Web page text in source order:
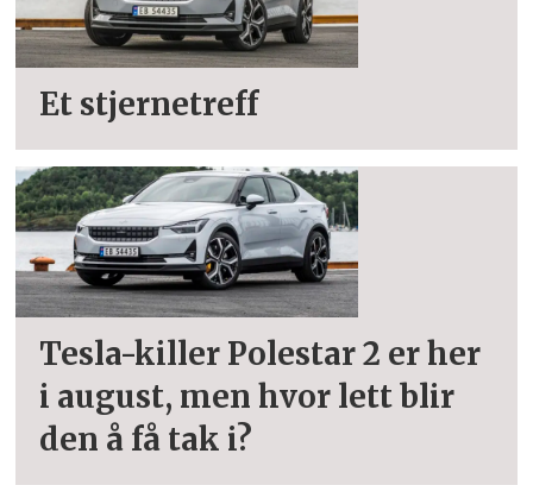
Et stjernetreff
Tesla-killer Polestar 2 er her
i august, men hvor lett blir
den å få tak i?